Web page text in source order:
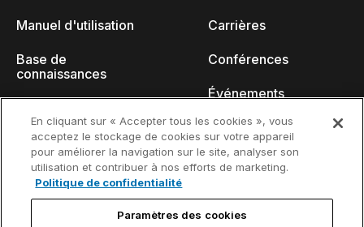
Manuel d'utilisation
Base de
connaissances
Tutoriels vidéo
Centre de contenu
Carrières
Conférences
Événements
Blog des
développeurs
Nous contacter
En cliquant sur « Accepter tous les cookies », vous
acceptez le stockage de cookies sur votre appareil
pour améliorer la navigation sur le site, analyser son
utilisation et contribuer à nos efforts de marketing.
Politique de confidentialité
Paramètres des cookies